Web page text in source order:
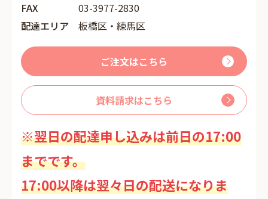
FAX
03-3977-2830
配達エリア
板橋区・練馬区
ご注文はこちら
資料請求はこちら
※翌日の配達申し込みは前日の17:00
までです。
17:00以降は翌々日の配送になりま